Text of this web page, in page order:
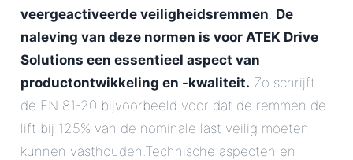
veergeactiveerde veiligheidsremmen. De
naleving van deze normen is voor ATEK Drive
Solutions een essentieel aspect van
productontwikkeling en -kwaliteit. Zo schrijft
de EN 81-20 bijvoorbeeld voor dat de remmen de
lift bij 125% van de nominale last veilig moeten
kunnen vasthouden.Technische aspecten en